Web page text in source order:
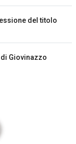
del titolo
Giovinazzo